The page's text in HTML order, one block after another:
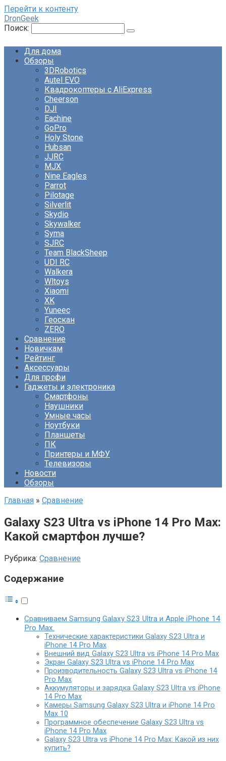
Перейти к контенту
DronGeek
Поиск:
Для дома
Обзоры
3DRobotics
Autel EVO
Квадрокоптеры с AliExpress
Cheerson
DJI
Eachine
GoPro
Holy Stone
Hubsan
JJRC
MJX
Nine Eagles
Parrot
Pilotage
Silverlit
Skydio
Skywalker
Syma
SJRC
Team BlackSheep
UDI RC
Walkera
Wltoys
Xiaomi
XK
Yuneec
Геоскан
ZERO
Сравнение
Новичкам
Рейтинг
Аксессуары
Для профи
Гаджеты и электроника
Смартфоны
Наушники
Умные часы
Ноутбуки
Планшеты
ПК
Принтеры и МФУ
Телевизоры
Новости
Обзоры
Главная » Сравнение
Galaxy S23 Ultra vs iPhone 14 Pro Max:
Какой смартфон лучше?
Рубрика: Сравнение
Содержание
Сравниваем Samsung Galaxy S23 Ultra и Apple iPhone 14
Pro Max.
Технические характеристики Galaxy S23 Ultra и
iPhone 14 Pro Max
Внешний вид Galaxy S23 Ultra vs iPhone 14 Pro Max
Экран Galaxy S23 Ultra vs iPhone 14 Pro Max
Производительность Galaxy S23 Ultra vs iPhone 14
Pro Max
Аккумуляторы и зарядка Galaxy S23 Ultra vs iPhone
14 Pro Max
Камеры Samsung Galaxy S23 Ultra и iPhone 14 Pro
Max 10
Программное обеспечение Galaxy S23 Ultra vs
iPhone 14 Pro Max
Galaxy S23 Ultra vs iPhone 14 Pro Max: Какой из них
купить?